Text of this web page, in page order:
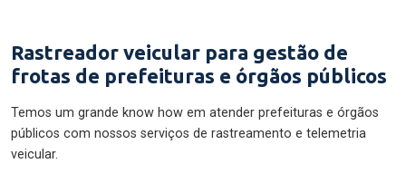
Rastreador veicular para gestão de
frotas de prefeituras e órgãos públicos
Temos um grande know how em atender prefeituras e órgãos
públicos com nossos serviços de rastreamento e telemetria
veicular.